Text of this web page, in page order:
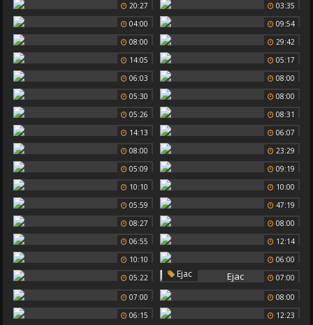
20:27
03:35
04:00
09:54
08:00
29:42
14:05
05:17
06:03
08:00
05:30
08:00
05:26
08:31
14:13
06:07
08:00
23:29
05:09
09:19
10:10
10:00
05:59
47:19
08:27
08:00
06:55
12:14
10:10
06:00
05:22
07:00
Ejac
07:00
08:00
06:15
12:23